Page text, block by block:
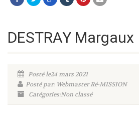
DESTRAY Margaux
Posté le24 mars 2021
Posté par: Webmaster Ré-MISSION
Catégories:Non classé